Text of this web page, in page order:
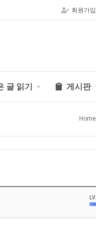
회원가입
글 읽기 게시판
Home
LV.